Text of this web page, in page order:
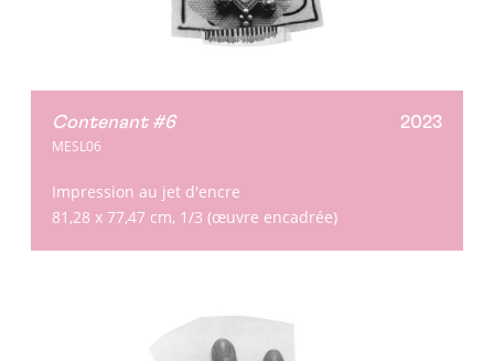
Contenant #6
2023
MESL06
Impression au jet d'encre
81,28 x 77,47 cm, 1/3 (œuvre encadrée)